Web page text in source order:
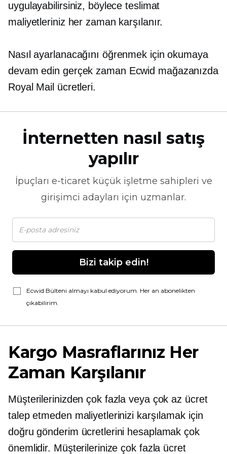
uygulayabilirsiniz, böylece teslimat
maliyetleriniz her zaman karşılanır.
Nasıl ayarlanacağını öğrenmek için okumaya
devam edin gerçek zaman Ecwid mağazanızda
Royal Mail ücretleri.
İnternetten nasıl satış
yapılır
İpuçları e-ticaretküçük işletme sahipleri ve
girişimci adayları için uzmanlar.
Bizi takip edin!
Ecwid Bülteni almayı kabul ediyorum. Her an abonelikten
çıkabilirim.
Kargo Masraflarınız Her
Zaman Karşılanır
Müşterilerinizden çok fazla veya çok az ücret
talep etmeden maliyetlerinizi karşılamak için
doğru gönderim ücretlerini hesaplamak çok
önemlidir. Müşterilerinize çok fazla ücret